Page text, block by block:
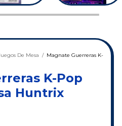
De Mesa / Magnate Guerreras K-
K-Pop
Huntrix